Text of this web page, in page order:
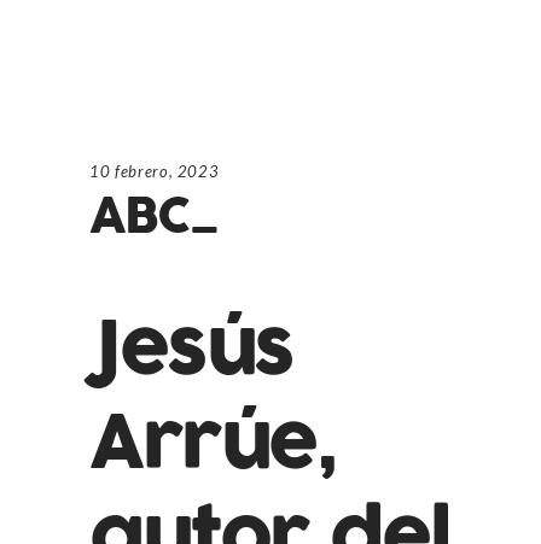
10 febrero, 2023
ABC_
Jesús
Arrúe,